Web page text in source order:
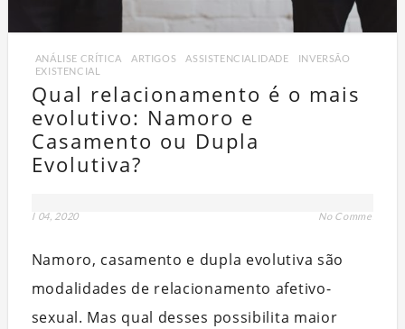
ANÁLISE CRÍTICA ARTIGOS ,ASSISTENCIALIDADE
INVERSÃO
EXISTENCIAL
Qual relacionamento é o mais
evolutivo: Namoro e
Casamento ou Dupla
Evolutiva?
jul 04, 2020 No Comment
Namoro, casamento e dupla evolutiva são
modalidades de relacionamento afetivo-
sexual. Mas qual desses possibilita maior